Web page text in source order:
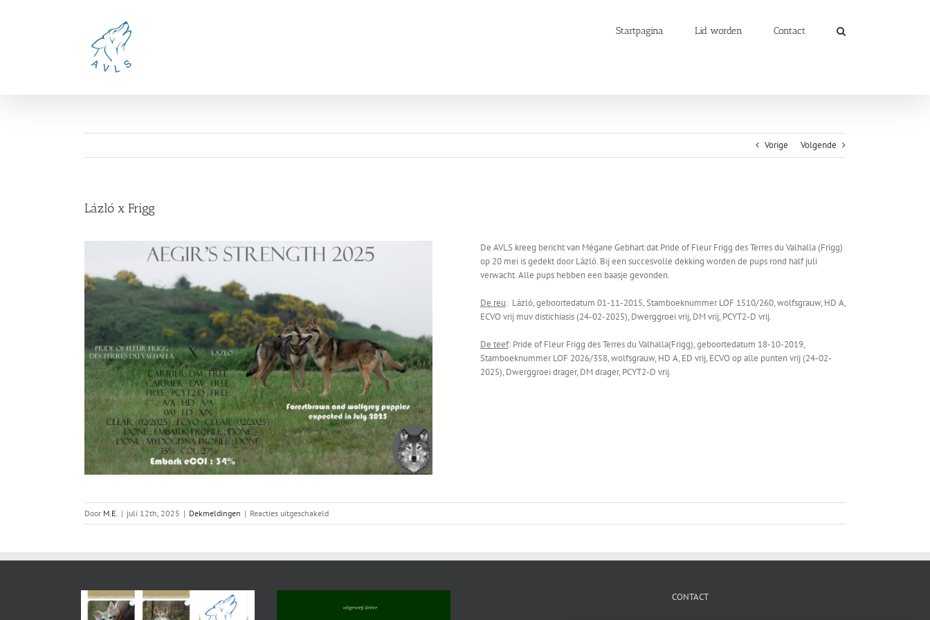
Startpagina Lid worden Contact
Vorige Volgende
Lázló x Frigg
De AVLS kreeg bericht van Mégane Gebhart dat Pride of Fleur Frigg des Terres du Valhalla (Frigg)
op 20 mei is gedekt door Lázló. Bij een succesvolle dekking worden de pups rond half juli
verwacht. Alle pups hebben een baasje gevonden.
De reu: Lázló, geboortedatum 01-11-2015, Stamboeknummer LOF 1510/260, wolfsgrauw, HD A,
ECVO vrij muv distichiasis (24-02-2025), Dwerggroei vrij, DM vrij, PCYT2-D vrij.
De teef: Pride of Fleur Frigg des Terres du Valhalla(Frigg), geboortedatum 18-10-2019,
Stamboeknummer LOF 2026/358, wolfsgrauw, HD A, ED vrij, ECVO op alle punten vrij (24-02-
2025), Dwerggroei drager, DM drager, PCYT2-D vrij.
Door M.E. | juli 12th, 2025 | Dekmeldingen | Reacties uitgeschakeldvoor
Lázló
CONTACT